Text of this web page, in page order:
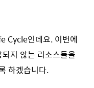
Cycle인데요. 이번에
지 않는 리소스들을
하겠습니다.